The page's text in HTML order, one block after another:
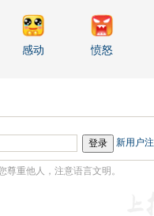
感动 愤怒
新用户